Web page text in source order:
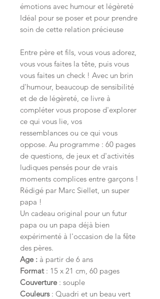
émotions avec humour et légèreté
Idéal pour se poser et pour prendre
soin de cette relation précieuse
Entre père et fils, vous vous adorez,
vous vous faites la tête, puis vous
vous faites un check ! Avec un brin
d'humour, beaucoup de sensibilité
et de de légèreté, ce livre à
compléter vous propose d'explorer
ce qui vous lie, vos
ressemblances ou ce qui vous
oppose. Au programme : 60 pages
de questions, de jeux et d'activités
ludiques pensés pour de vrais
moments complices entre garçons !
Rédigé par Marc Siellet, un super
papa !
Un cadeau original pour un futur
papa ou un papa déjà bien
expérimenté à l'occasion de la fête
des pères.
Age : à partir de 6 ans
Format: 15 x 21 cm, 60 pages
Couverture : souple
Couleurs : Quadri et un beau vert